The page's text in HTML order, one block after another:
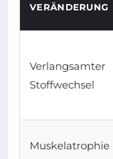
VERÄNDERUNG
Verlangsamter
Stoffwechsel
Muskelatrophie